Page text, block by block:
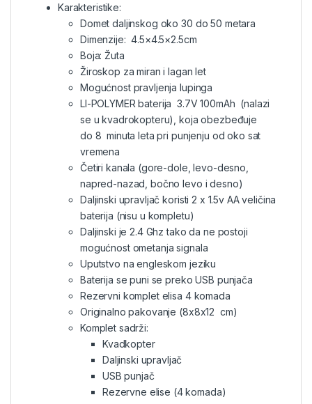
Karakteristike:
Domet daljinskog oko 30 do 50 metara
Dimenzije: 4.5×4.5×2.5cm
Boja: Žuta
Žiroskop za miran i lagan let
Mogućnost pravljenja lupinga
LI-POLYMER baterija 3.7V 100mAh (nalazi
se u kvadrokopteru), koja obezbeđuje
do 8 minuta leta pri punjenju od oko sat
vremena
Četiri kanala (gore-dole, levo-desno,
napred-nazad, bočno levo i desno)
Daljinski upravljač koristi 2 x 1.5v AA veličina
baterija (nisu u kompletu)
Daljinski je 2.4 Ghz tako da ne postoji
mogućnost ometanja signala
Uputstvo na engleskom jeziku
Baterija se puni se preko USB punjača
Rezervni komplet elisa 4 komada
Originalno pakovanje (8x8x12 cm)
Komplet sadrži:
Kvadkopter
Daljinski upravljač
USB punjač
Rezervne elise (4 komada)